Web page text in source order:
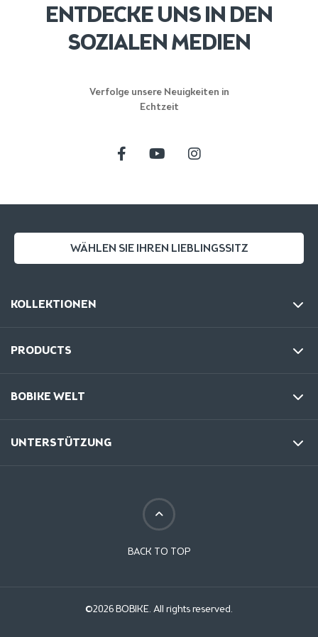
ENTDECKE UNS IN DEN
SOZIALEN MEDIEN
Verfolge unsere Neuigkeiten in
Echtzeit
WÄHLEN SIE IHREN LIEBLINGSSITZ
KOLLEKTIONEN
PRODUCTS
BOBIKE WELT
UNTERSTÜTZUNG
BACK TO TOP
©2026 BOBIKE. All rights reserved.